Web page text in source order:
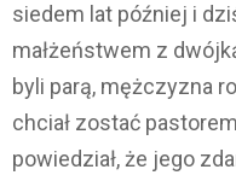
siedem lat później i
małżeństwem z
byli parą, mężczyzna
chciał zostać
powiedział, że jego